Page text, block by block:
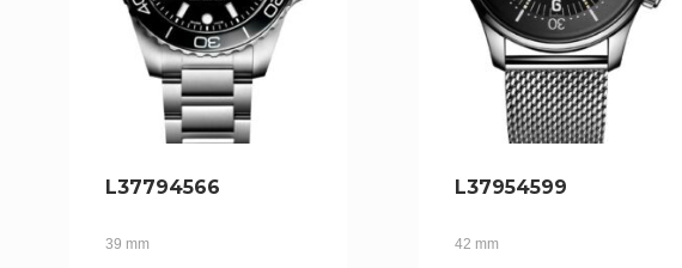
L37794566
39 mm
L37954599
42 mm